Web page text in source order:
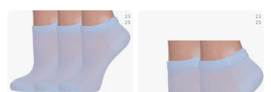
23
25
23
25